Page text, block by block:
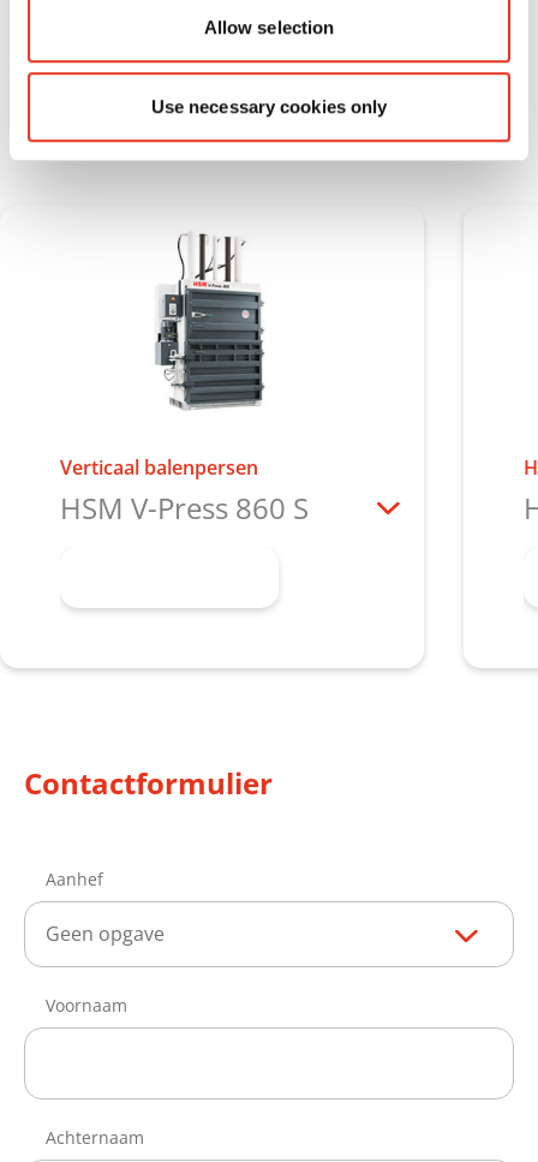
Allow selection
Use necessary cookies only
toekomstig recycling van haar residuen.
Verticaal balenpersen
HSM V-Press 860 S
Contactformulier
Aanhef
Geen opgave
Voornaam
Achternaam